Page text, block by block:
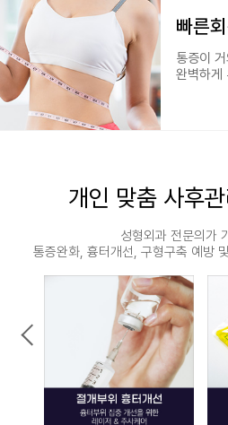
빠른
통증이
완벽하게
개인 맞춤 사후
성형외과 전문의가
통증완화, 흉터개선, 구형구축 예방